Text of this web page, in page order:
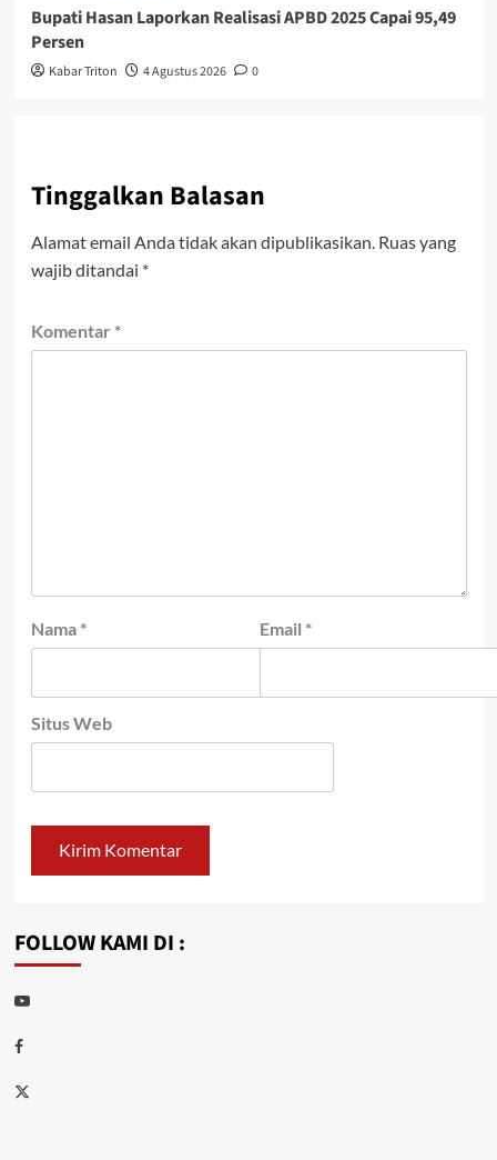
Bupati Hasan Laporkan Realisasi APBD 2025 Capai 95,49
Persen
Kabar Triton 4 Agustus 2026 0
Tinggalkan Balasan
Alamat email Anda tidak akan dipublikasikan. Ruas yang
wajib ditandai *
Komentar *
Nama * Email *
Situs Web
FOLLOW KAMI DI :
Youtube
Facebook
Twitter